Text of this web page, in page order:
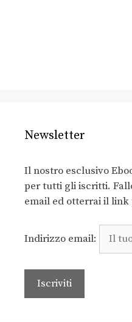
Newsletter
Il nostro esclusivo
per tutti gli iscritti.
email ed otterrai il link
Indirizzo email: